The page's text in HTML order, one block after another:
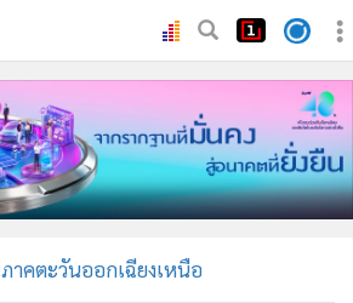
ภาคตะวันออกเฉียงเหนือ